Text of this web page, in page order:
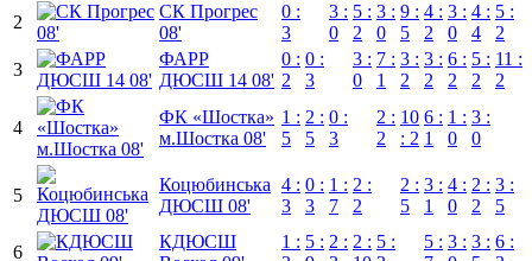
2
СК Прогрес
08'
0 :
3
3 :
0
5 :
2
3 :
0
9 :
5
4 :
2
3 :
0
4 :
4
5 :
2
3
ФАРР
ДЮСШ 14 08'
0 :
2
0 :
3
3 :
0
7 :
1
3 :
2
3 :
2
6 :
2
5 :
2
11 :
2
4
ФК «Шостка»
м.Шостка 08'
1 :
5
2 :
5
0 :
3
2 :
2
10
: 2
6 :
1
1 :
0
3 :
0
5
Коцюбинська
ДЮСШ 08'
4 :
3
0 :
3
1 :
7
2 :
2
2 :
5
3 :
1
4 :
0
2 :
2
3 :
5
6
КДЮСШ
1 : 5 : 2 : 2 : 5 :
5 : 3 : 3 : 6 :